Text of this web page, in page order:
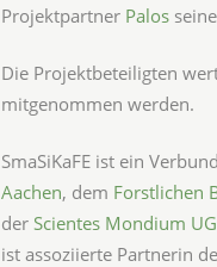
Projektpartner Palos
Die Projektbeteiligten
mitgenommen werden.
SmaSiKaFE ist ein
Aachen, dem Forstlichen
der Scientes Mondium
ist assoziierte Partnerin